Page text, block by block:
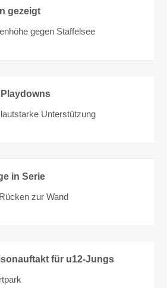
gezeigt
gegen Staffelsee
Unterstützung
in Serie
zur Wand
für u12-Jungs